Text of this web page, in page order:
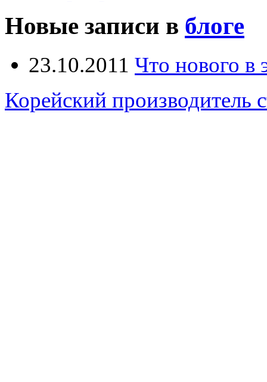
Новые записи в блоге
23.10.2011 Что нового в
Корейский производитель